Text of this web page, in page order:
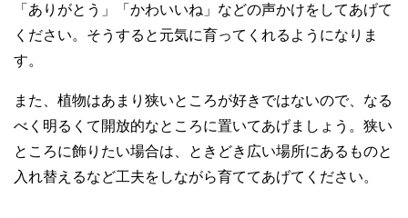
「ありがとう」「かわいいね」などの声かけをしてあげて
ください。そうすると元気に育ってくれるようになりま
す。
また、植物はあまり狭いところが好きではないので、なる
べく明るくて開放的なところに置いてあげましょう。狭い
ところに飾りたい場合は、ときどき広い場所にあるものと
入れ替えるなど工夫をしながら育ててあげてください。